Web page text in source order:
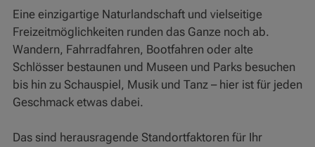
Eine einzigartige Naturlandschaft und vielseitige
Freizeitmöglichkeiten runden das Ganze noch ab.
Wandern, Fahrradfahren, Bootfahren oder alte
Schlösser bestaunen und Museen und Parks besuchen
bis hin zu Schauspiel, Musik und Tanz – hier ist für jeden
Geschmack etwas dabei.
Das sind herausragende Standortfaktoren für Ihr